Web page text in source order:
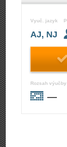
Vyuč. jazyk
AJ, NJ
Rozsah
—